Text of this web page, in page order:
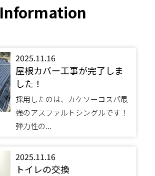
Information
2025.11.16
屋根カバー工事が完了しま
した！
採用したのは、カケソーコスパ最
強のアスファルトシングルです！
弾力性の...
2025.11.16
トイレの交換